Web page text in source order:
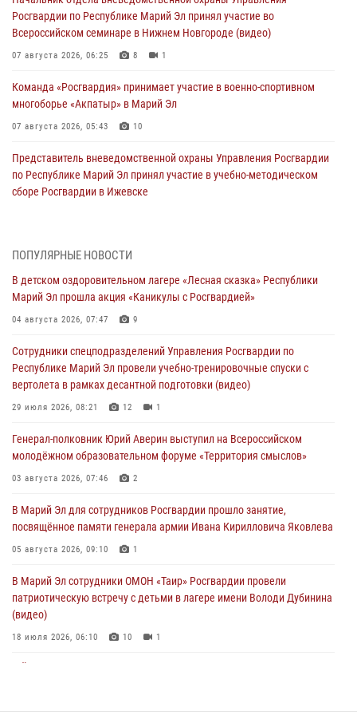
Росгвардии по Республике Марий Эл принял участие во
Всероссийском семинаре в Нижнем Новгороде (видео)
07 августа 2026, 06:25 8 1
Команда «Росгвардия» принимает участие в военно-спортивном
многоборье «Акпатыр» в Марий Эл
07 августа 2026, 05:43 10
Представитель вневедомственной охраны Управления Росгвардии
по Республике Марий Эл принял участие в учебно-методическом
сборе Росгвардии в Ижевске
провели более 90 проверок мест хранения гражданского оружия
06 августа 2026, 08:00
В Марий Эл сотрудники вневедомственной охраны Росгвардии за
05 августа 2026, 09:44
В Марий Эл для сотрудников Росгвардии прошло занятие,
посвящённое памяти генерала армии Ивана Кирилловича Яковлева
В детском оздоровительном лагере «Лесная сказка» Республики
Марий Эл прошла акция «Каникулы с Росгвардией»
Сотрудники Центра лицензионно-разрешительной работы
Управления Росгвардии по Республике Марий Эл приняли участие в
04 августа 2026, 06:46
ПОПУЛЯРНЫЕ НОВОСТИ
В детском оздоровительном лагере «Лесная сказка» Республики
Марий Эл прошла акция «Каникулы с Росгвардией»
04 августа 2026, 07:47 9
Сотрудники спецподразделений Управления Росгвардии по
Республике Марий Эл провели учебно-тренировочные спуски с
вертолета в рамках десантной подготовки (видео)
29 июля 2026, 08:21 12 1
Генерал-полковник Юрий Аверин выступил на Всероссийском
молодёжном образовательном форуме «Территория смыслов»
03 августа 2026, 07:46 2
В Марий Эл для сотрудников Росгвардии прошло занятие,
посвящённое памяти генерала армии Ивана Кирилловича Яковлева
05 августа 2026, 09:10 1
В Марий Эл сотрудники ОМОН «Таир» Росгвардии провели
патриотическую встречу с детьми в лагере имени Володи Дубинина
(видео)
18 июля 2026, 06:10 10 1